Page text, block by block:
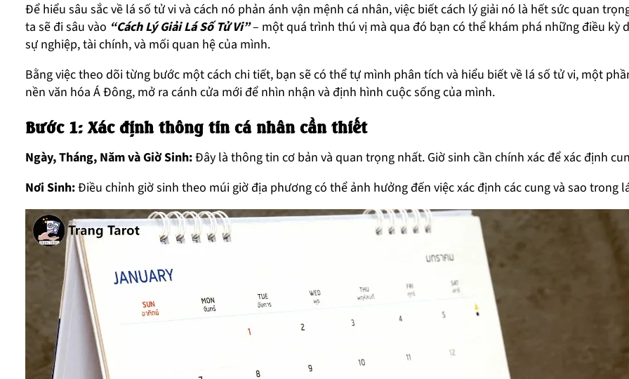
Để hiểu sâu sắc về lá số tử vi và cách nó phản ánh vận mệnh cá nhân, việc biết cách lý giải nó là hết sức quan
ta sẽ đi sâu vào “Cách Lý Giải Lá Số Tử Vi”– một quá trình thú vị mà qua đó bạn có thể khám phá những điều kỳ
sự nghiệp, tài chính, và mối quan hệ của mình.
Bằng việc theo dõi từng bước một cách chi tiết, bạn sẽ có thể tự mình phân tích và hiểu biết về lá số tử vi, một
nền văn hóa Á Đông, mở ra cánh cửa mới để nhìn nhận và định hình cuộc sống của mình.
Bước 1: Xác định thông tin cá nhân cần thiết
Ngày, Tháng, Năm và Giờ Sinh:Đây là thông tin cơ bản và quan trọng nhất. Giờ sinh cần chính xác để xác định
Nơi Sinh:Điều chỉnh giờ sinh theo múi giờ địa phương có thể ảnh hưởng đến việc xác định các cung và sao trong